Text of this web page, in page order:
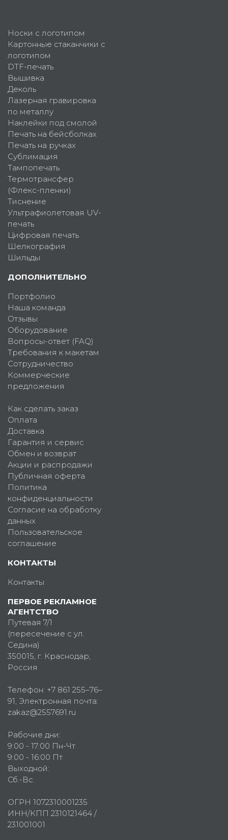
Носки с логотипом
Картонные стаканчики с
логотипом
DTF-печать
Вышивка
Деколь
Лазерная гравировка
по металлу
Наклейки под смолой
Печать на бейсболках
Печать на ручках
Сублимация
Тампопечать
Термотрансфер
(Флекс-пленки)
Тиснение
Ультрафиолетовая UV-
печать
Цифровая печать
Шелкография
Шильды
ДОПОЛНИТЕЛЬНО
Портфолио
Наша команда
Отзывы
Оборудование
Вопросы-ответ (FAQ)
Требования к макетам
Сотрудничество
Коммерческие
предложения
Как сделать заказ
Оплата
Доставка
Гарантия и сервис
Обмен и возврат
Акции и распродажи
Публичная оферта
Политика
конфиденциальности
Согласие на обработку
данных
Пользовательское
соглашение
КОНТАКТЫ
Контакты
ПЕРВОЕ РЕКЛАМНОЕ
АГЕНТСТВО
Путевая 7/1
(пересечение с ул.
Седина)
350015, г. Краснодар,
Россия
Телефон: +7 861 255–76–
91, Электронная почта:
zakaz@2557691.ru
Рабочие дни:
9:00 - 17:00 Пн-Чт
9:00 - 16:00 Пт
Выходной:
Сб.-Вс.
ОГРН 1072310001235
ИНН/КПП 2310121464 /
231001001